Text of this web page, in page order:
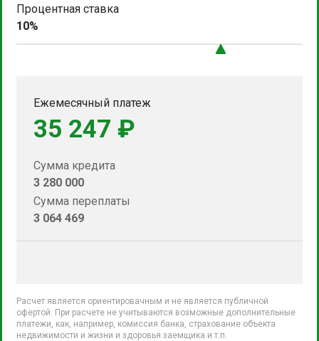
Процентная ставка
10%
Ежемесячный платеж
35 247 ₽
Сумма кредита
3 280 000
Сумма переплаты
3 064 469
Расчет является ориентировачным и не является публичной
офертой. При расчете не учитываются возможные дополнительные
платежи, как, например, комиссия банка, страхование объекта
недвижимости и жизни и здоровья заемщика и т.п.